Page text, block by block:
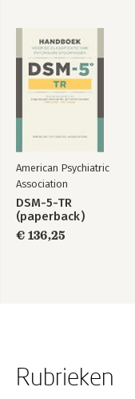
American Psychiatric
Association
DSM-5-TR
(paperback)
€ 136,25
Rubrieken